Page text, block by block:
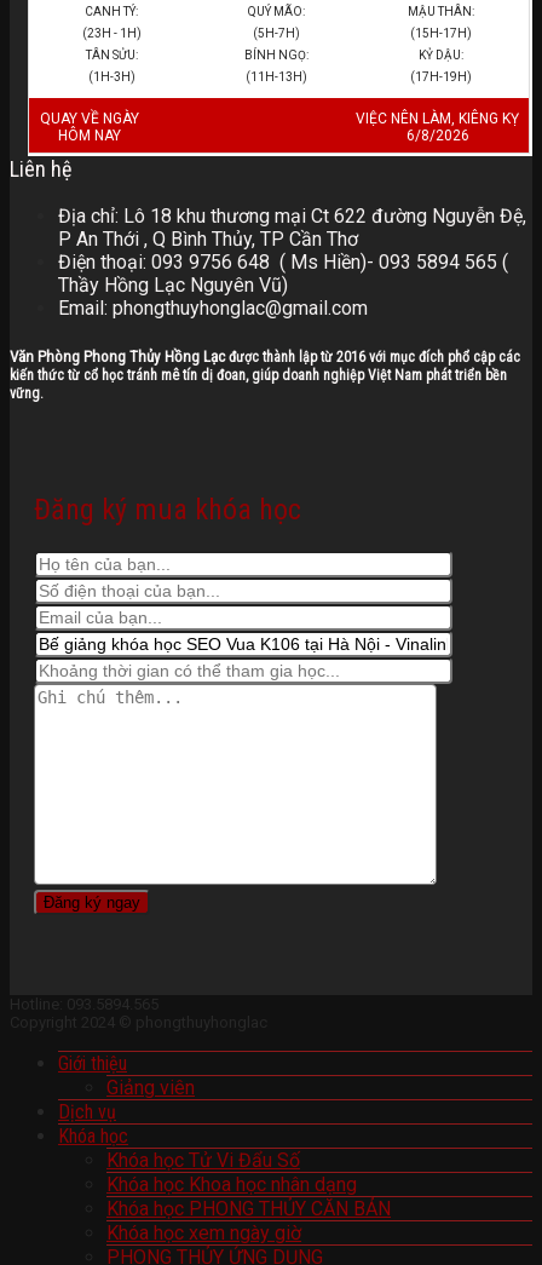
CANH TÝ:
(23H - 1H)
TÂN SỬU:
(1H-3H)
QUÝ MÃO:
(5H-7H)
BÍNH NGỌ:
(11H-13H)
MẬU THÂN:
(15H-17H)
KỶ DẬU:
(17H-19H)
QUAY VỀ NGÀY
HÔM NAY
VIỆC NÊN LÀM, KIÊNG KỴ
6/8/2026
Liên hệ
Địa chỉ: Lô 18 khu thương mại Ct 622 đường Nguyễn Đệ,
P An Thới , Q Bình Thủy, TP Cần Thơ
Điện thoại: 093 9756 648 ( Ms Hiền)- 093 5894 565 (
Thầy Hồng Lạc Nguyên Vũ)
Email: phongthuyhonglac@gmail.com
Văn Phòng Phong Thủy Hồng Lạcđược thành lập từ 2016 với mục đích phổ cập các
kiến thức từ cổ học tránh mê tín dị đoan, giúp doanh nghiệp Việt Nam phát triển bền
vững.
Đăng ký mua khóa học
Hotline: 093.5894.565
Giới thiệu
Giảng viên
Dịch vụ
Khóa học
Khóa học Tử Vi Đẩu Số
Khóa học Khoa học nhân dạng
Khóa học PHONG THỦY CĂN BẢN
Khóa học xem ngày giờ
PHONG THỦY ỨNG DỤNG